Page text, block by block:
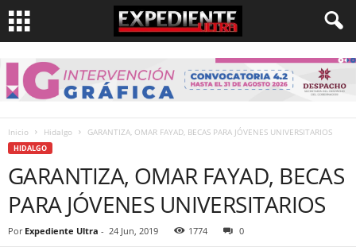
Inicio Hidalgo GARANTIZA, OMAR FAYAD, BECAS PARA JÓVENES UNIVERSITARIOS
HIDALGO
GARANTIZA, OMAR FAYAD, BECAS
PARA JÓVENES UNIVERSITARIOS
Por Expediente Ultra - 24 Jun, 2019 1774 0